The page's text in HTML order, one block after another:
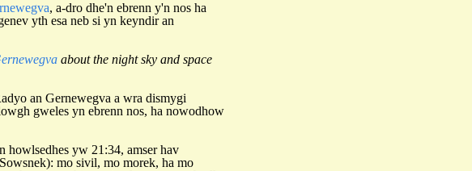
, a-dro dhe'n ebrenn y'n nos ha
yth esa neb si yn keyndir an
about the night sky and space
an Gernewegva a wra dismygi
gweles yn ebrenn nos, ha nowodhow
howlsedhes yw 21:34, amser hav
mo sivil, mo morek, ha mo